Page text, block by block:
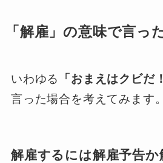
「解雇」の意味で言っ
いわゆる 「おまえはクビだ
言った場合を考えてみます。
解雇するには解雇予告か